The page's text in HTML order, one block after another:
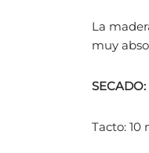
La
muy
SECADO:
Tacto: 10